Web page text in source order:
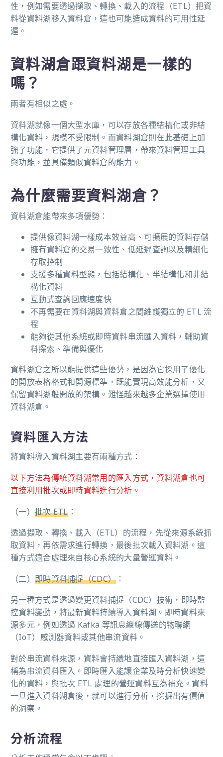
性，例如需要透過擷取、轉換、載入的流程（ETL）把資
料從資料湖移入資料倉，這也可能造成資料的可用性延
遲。
資料湖倉跟資料湖是一樣的
嗎？
兩者有相似之處。
資料湖就像一個大型水庫，可以存放各種結構化或非結
構化資料，規模不受限制。而資料湖倉則在此基礎上加
強了功能，它提供了元資料管理層，帶來資料管理工具
與功能，並具備類似資料倉的能力。
為什麼需要資料湖倉？
資料湖倉能帶來多項優勢：
提供像資料湖一樣成本效益高、可擴展的資料存儲
擁有資料倉的交易一致性、低延遲查詢以及精細化
存取控制
支援多種資料型態，包括結構化、半結構化和非結
構化資料
互動式查詢回應速度快
不再需要在資料湖與資料倉之間維護獨立的 ETL 流
程
能夠從其他系統或即時資料串流匯入資料，輔助資
料探索、準備與優化
資料湖倉之所以能提供這些優勢，是因為它採用了優化
的開放表格格式和開源標準，既能實現高效能分析，又
保留資料湖般開放的架構。難怪越來越多企業選擇使用
資料湖倉。
資料匯入方法
將資料導入資料湖主要有兩種方式：
以下方法為傳統資料湖常用的匯入方式，資料湖倉也可
直接利用批次或即時資料進行分析。
（一） 批次 ETL：
透過擷取、轉換、載入（ETL）的流程，先從來源系統抓
取資料，再依需求進行轉換，最後批次載入資料湖。這
種方式適合處理來自核心系統的大量營運資料。
（二） 即時資料捕捉（CDC） ：
另一種方式是透過變更資料捕捉（CDC）技術，即時監
控資料變動，將最新資料持續導入資料湖。即時資料來
源多元，例如透過 Kafka 等訊息總線傳送的物聯網
（IoT）感測器資料或其他串流資料。
對於串流資料來源，資料會持續地直接匯入資料湖，這
稱為串流資料匯入。即時匯入能讓企業及時分析快速變
化的資料，與批次 ETL 處理的營運資料互為補充。資料
一旦進入資料湖倉後，就可以進行分析，挖掘出有價值
的洞察。
分析流程